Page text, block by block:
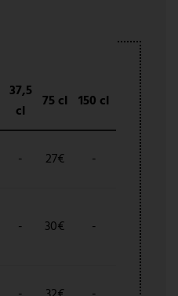
37,5
cl
75 cl 150 cl
- 27€ -
- 30€ -